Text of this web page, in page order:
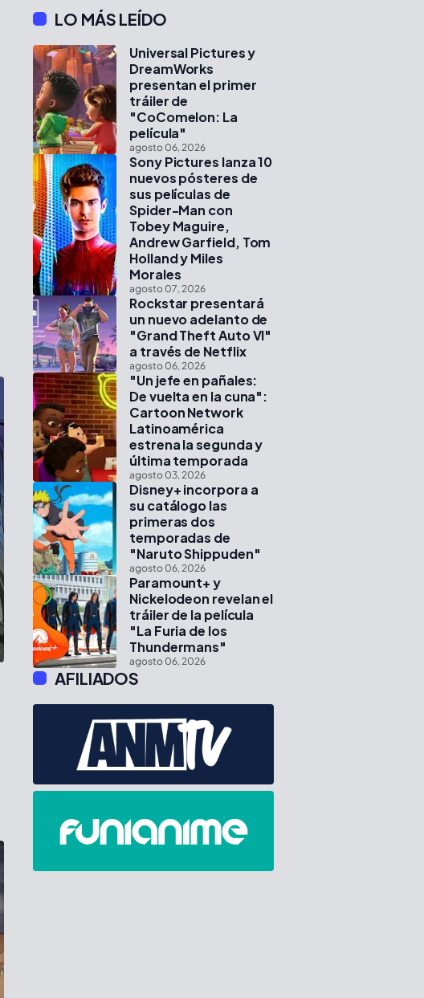
LO MÁS LEÍDO
Universal Pictures y
DreamWorks
presentan el primer
tráiler de
"CoComelon: La
película"
agosto 06, 2026
Sony Pictures lanza 10
nuevos pósteres de
sus películas de
Spider-Man con
Tobey Maguire,
Andrew Garfield, Tom
Holland y Miles
Morales
agosto 07, 2026
Rockstar presentará
un nuevo adelanto de
"Grand Theft Auto VI"
a través de Netflix
agosto 06, 2026
"Un jefe en pañales:
De vuelta en la cuna":
Cartoon Network
Latinoamérica
estrena la segunda y
última temporada
agosto 03, 2026
Disney+ incorpora a
su catálogo las
primeras dos
temporadas de
"Naruto Shippuden"
agosto 06, 2026
Paramount+ y
Nickelodeon revelan el
tráiler de la película
"La Furia de los
Thundermans"
agosto 06, 2026
AFILIADOS